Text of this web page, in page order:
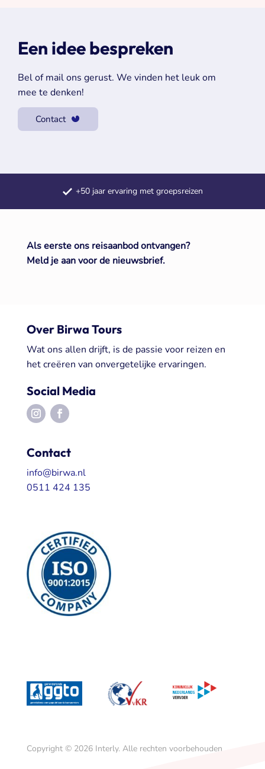
Een idee bespreken
Bel of mail ons gerust. We vinden het leuk om
mee te denken!
Contact
Samengestelde dagtochten
Meerdaagse reizen door heel Europa
Als eerste ons reisaanbod ontvangen?
Meld je aan voor de nieuwsbrief.
Over Birwa Tours
Wat ons allen drijft, is de passie voor reizen en
het creëren van onvergetelijke ervaringen.
Social Media
Contact
info@birwa.nl
0511 424 135
Copyright © 2026 Interly. Alle rechten voorbehouden